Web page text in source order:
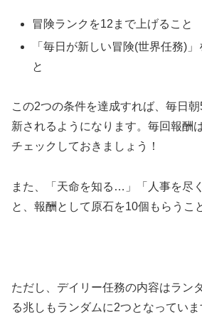
冒険ランクを12まで上げること
「毎日が新しい冒険(世界任務)
と
この2つの条件を達成すれば、毎日
新されるようになります。毎回報酬
チェックしておきましょう！
また、「天命を知る…」「人事を尽
と、報酬として原石を10個もらうこ
ただし、デイリー任務の内容はラン
る兆しもランダムに2つとなっていま